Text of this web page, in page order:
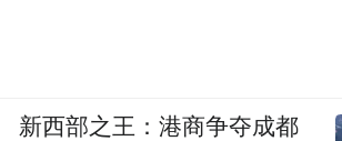
新西部之王：港商争夺成都